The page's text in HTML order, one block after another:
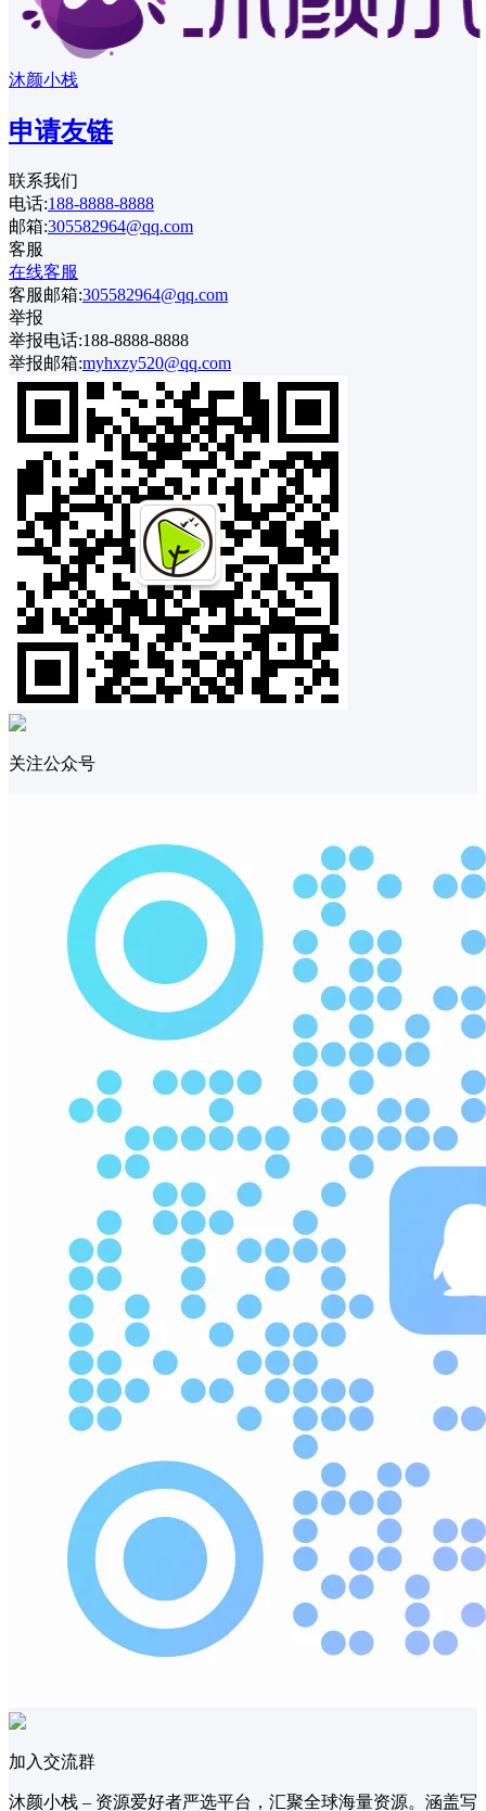
沐颜小栈
申请友链
联系我们
电话:188-8888-8888
邮箱:305582964@qq.com
客服
在线客服
客服邮箱:305582964@qq.com
举报
举报电话:188-8888-8888
举报邮箱:myhxzy520@qq.com
关注公众号
加入交流群
沐颜小栈 – 资源爱好者严选平台，汇聚全球海量资源。涵盖写